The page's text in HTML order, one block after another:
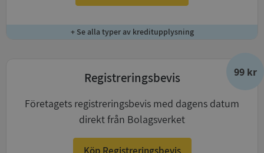
+ Se alla typer av kreditupplysning
99 kr
Registreringsbevis
Företagets registreringsbevis med dagens datum
direkt från Bolagsverket
Köp Registreringsbevis